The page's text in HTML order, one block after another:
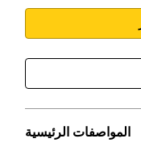
المواصفات الرئيسية